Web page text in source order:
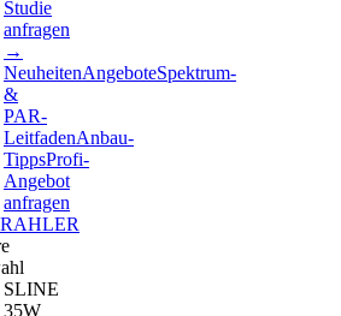
Studie
anfragen
→
NeuheitenAngeboteSpektrum-
&
PAR-
LeitfadenAnbau-
TippsProfi-
Angebot
anfragen
SLINE
35W